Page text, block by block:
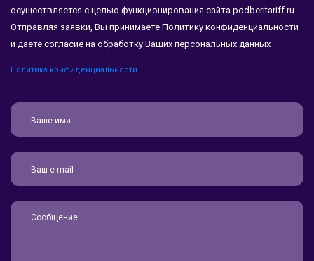
осуществляется с целью функционирования сайта podberitariff.ru.
Отправляя заявки, Вы принимаете Политику конфиденциальности
и даёте согласие на обработку Ваших персональных данных
Политика конфиденциальности